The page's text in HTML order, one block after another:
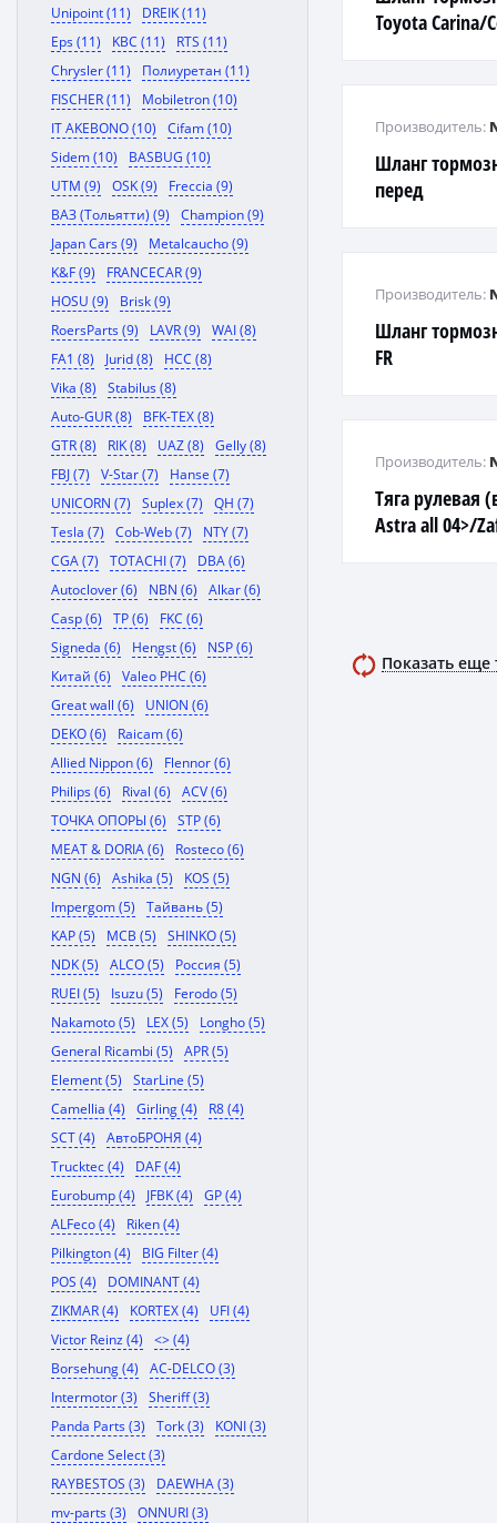
Unipoint (11)
DREIK (11)
Eps (11)
KBC (11)
RTS (11)
Chrysler (11)
Полиуретан (11)
FISCHER (11)
Mobiletron (10)
IT AKEBONO (10)
Cifam (10)
Sidem (10)
BASBUG (10)
UTM (9)
OSK (9)
Freccia (9)
ВАЗ (Тольятти) (9)
Champion (9)
Japan Cars (9)
Metalcaucho (9)
K&F (9)
FRANCECAR (9)
HOSU (9)
Brisk (9)
RoersParts (9)
LAVR (9)
WAI (8)
FA1 (8)
Jurid (8)
HCC (8)
Vika (8)
Stabilus (8)
Auto-GUR (8)
BFK-TEX (8)
GTR (8)
RIK (8) UAZ (8)
Gelly (8)
FBJ (7)
V-Star (7)
Hanse (7)
UNICORN (7)
Suplex (7)
QH (7)
Tesla (7)
Cob-Web (7)
NTY (7)
CGA (7)
TOTACHI (7)
DBA (6)
Autoclover (6)
NBN (6)
Alkar (6)
Casp (6)
TP (6)
FKC (6)
Signeda (6)
Hengst (6)
NSP (6)
Китай (6)
Valeo PHC (6)
Great wall (6)
UNION (6)
DEKO (6)
Raicam (6)
Allied Nippon (6)
Flennor (6)
Philips (6)
Rival (6)
ACV (6)
ТОЧКА ОПОРЫ (6)
STP (6)
MEAT & DORIA (6)
Rosteco (6)
NGN (6)
Ashika (5)
KOS (5)
Impergom (5)
Тайвань (5)
KAP (5)
MCB (5)
SHINKO (5)
NDK (5)
ALCO (5)
Россия (5)
RUEI (5)
Isuzu (5)
Ferodo (5)
Nakamoto (5)
LEX (5)
Longho (5)
General Ricambi (5)
APR (5)
Element (5)
StarLine (5)
Camellia (4)
Girling (4)
R8 (4)
SCT (4)
АвтоБРОНЯ (4)
Trucktec (4)
DAF (4)
Eurobump (4)
JFBK (4)
GP (4)
ALFeco (4)
Riken (4)
Pilkington (4)
BIG Filter (4)
POS (4)
DOMINANT (4)
ZIKMAR (4)
KORTEX (4)
UFI (4)
Victor Reinz (4)
<> (4)
Borsehung (4)
AC-DELCO (3)
Intermotor (3)
Sheriff (3)
Panda Parts (3)
Tork (3)
KONI (3)
Cardone Select (3)
RAYBESTOS (3)
DAEWHA (3)
mv-parts (3)
ONNURI (3)
Toyota Carina/
Шланг
перед
Производитель:
Шланг
FR
Производитель:
Тяга рулевая
Astra all 04>/
Производитель:
Показать еще